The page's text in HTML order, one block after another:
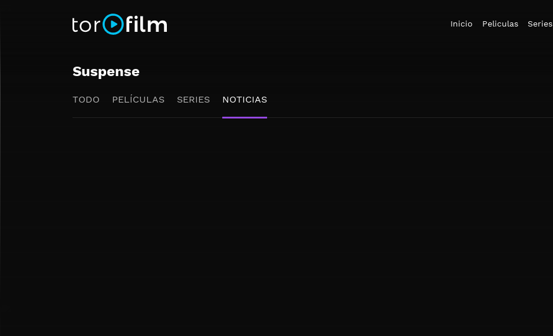
Inicio Peliculas Series
Suspense
TODO PELÍCULAS SERIES NOTICIAS